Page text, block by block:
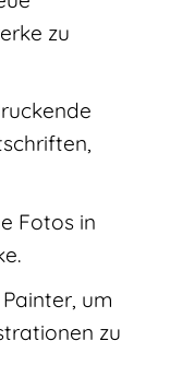
zu
Fotos in
um
zu